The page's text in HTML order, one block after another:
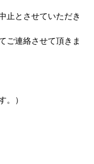
止とさせていただき
ご連絡させて頂きま
。）